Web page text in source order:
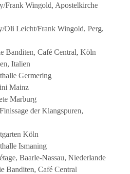
Frank Wingold, Apostelkirche
Oli Leicht/Frank Wingold, Perg,
Banditen, Café Central, Köln
Italien
Germering
Mainz
Marburg
der Klangspuren,
Köln
Ismaning
Baarle-Nassau, Niederlande
Banditen, Café Central